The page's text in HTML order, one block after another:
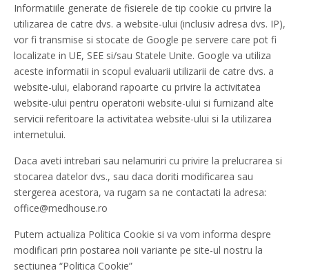
Informatiile generate de fisierele de tip cookie cu privire la
utilizarea de catre dvs. a website-ului (inclusiv adresa dvs. IP),
vor fi transmise si stocate de Google pe servere care pot fi
localizate in UE, SEE si/sau Statele Unite. Google va utiliza
aceste informatii in scopul evaluarii utilizarii de catre dvs. a
website-ului, elaborand rapoarte cu privire la activitatea
website-ului pentru operatorii website-ului si furnizand alte
servicii referitoare la activitatea website-ului si la utilizarea
internetului.
Daca aveti intrebari sau nelamuriri cu privire la prelucrarea si
stocarea datelor dvs., sau daca doriti modificarea sau
stergerea acestora, va rugam sa ne contactati la adresa:
office@medhouse.ro
Putem actualiza Politica Cookie si va vom informa despre
modificari prin postarea noii variante pe site-ul nostru la
sectiunea “Politica Cookie”